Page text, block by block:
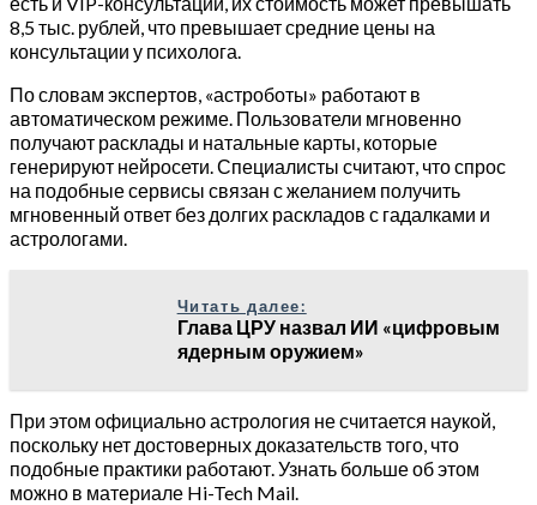
8,5 тыс. рублей, что превышает средние цены на
консультации у психолога.
По словам экспертов, «астроботы» работают в
автоматическом режиме. Пользователи мгновенно
получают расклады и натальные карты, которые
генерируют нейросети. Специалисты считают, что спрос
на подобные сервисы связан с желанием получить
мгновенный ответ без долгих раскладов с гадалками и
астрологами.
Читать далее:
Глава ЦРУ назвал ИИ «цифровым
ядерным оружием»
При этом официально астрология не считается наукой,
поскольку нет достоверных доказательств того, что
подобные практики работают. Узнать больше об этом
можно в материале Hi-Tech Mail.